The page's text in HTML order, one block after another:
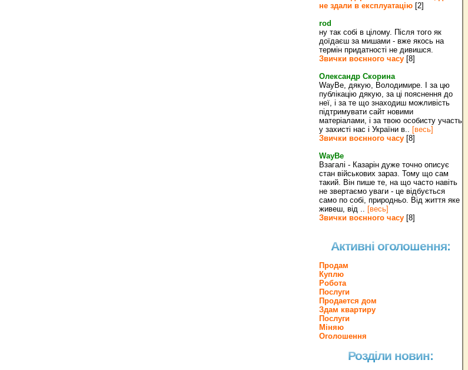
не здали в експлуатацію [2]
rod
ну так собі в цілому. Після того як
доїдаєш за мишами - вже якось на
термін придатності не дивишся.
Звички воєнного часу [8]
Олександр Скорина
WayBe, дякую, Володимире. І за цю
публікацію дякую, за ці пояснення до
неї, і за те що знаходиш можливість
підтримувати сайт новими
матеріалами, і за твою особисту участь
у захисті нас і України в.. [весь]
Звички воєнного часу [8]
WayBe
Взагалі - Казарін дуже точно описує
стан військових зараз. Тому що сам
такий. Він пише те, на що часто навіть
не звертаємо уваги - це відбується
само по собі, природньо. Від життя яке
живеш, від .. [весь]
Звички воєнного часу [8]
Активні оголошення:
Продам
Куплю
Робота
Послуги
Продается дом
Здам квартиру
Послуги
Міняю
Оголошення
Розділи новин: